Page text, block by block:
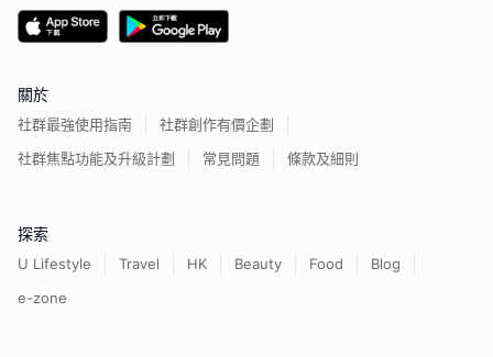
關於
社群最強使用指南
社群創作有價企劃
社群焦點功能及升級計劃
常見問題 條款及細則
探索
U Lifestyle Travel HK Beauty Food
Blog
e-zone